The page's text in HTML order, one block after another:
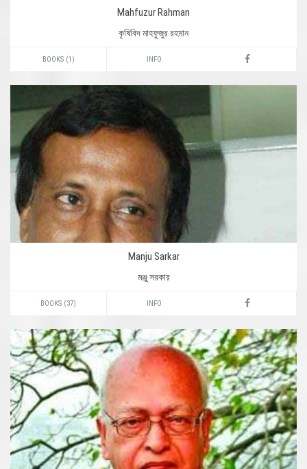
Mahfuzur Rahman
কৃষিবিদ মাহফুজুর রহমান
BOOKS (1) INFO
Manju Sarkar
মঞ্জু সরকার
BOOKS (37) INFO